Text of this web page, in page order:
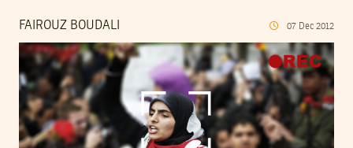
FAIROUZ BOUDALI 07 Dec 2012